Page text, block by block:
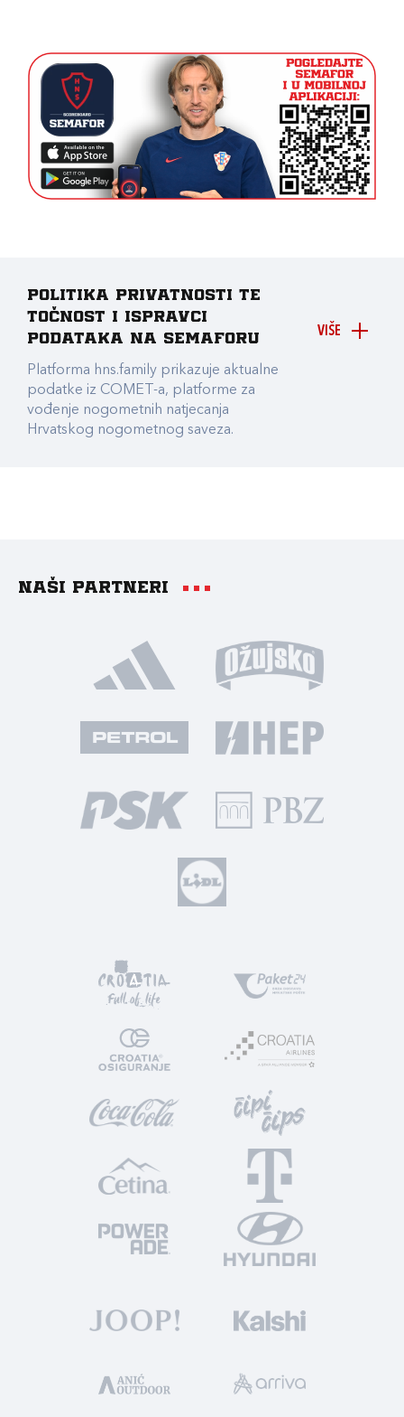
VIŠE
Politika privatnosti te
točnost i ispravci
podataka na Semaforu
Platforma hns.family prikazuje aktualne
podatke iz COMET-a, platforme za
vođenje nogometnih natjecanja
Hrvatskog nogometnog saveza.
Naši partneri